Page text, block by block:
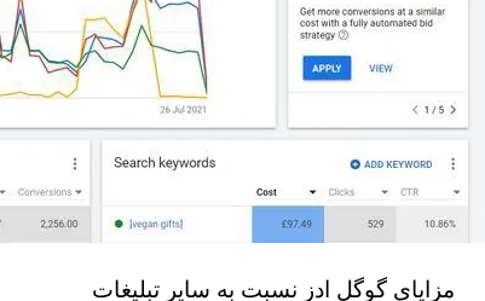
مزایای گوگل ادز نسبت به سایر تبلیغات